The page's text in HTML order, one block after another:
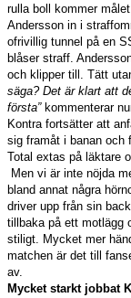
rulla boll kommer
Andersson in i
ofrivillig tunnel på en
blåser straff.
och klipper till. Tätt
säga? Det är klart att
första”kommenterar
Kontra fortsätter att
sig framåt i banan och
Total extas på läktare
Men vi är inte nöjda
bland annat några
driver upp från sin
tillbaka på ett motlägg
stiligt. Mycket mer
matchen är det till
av.
Mycket starkt jobbat